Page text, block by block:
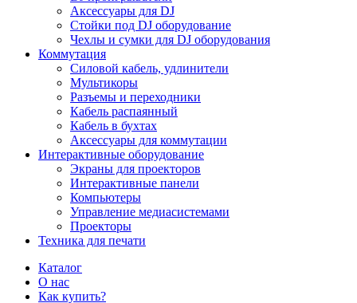
Аксессуары для DJ
Стойки под DJ оборудование
Чехлы и сумки для DJ оборудования
Коммутация
Силовой кабель, удлинители
Мультикоры
Разъемы и переходники
Кабель распаянный
Кабель в бухтах
Аксессуары для коммутации
Интерактивные оборудование
Экраны для проекторов
Интерактивные панели
Компьютеры
Управление медиасистемами
Проекторы
Техника для печати
Каталог
О нас
Как купить?